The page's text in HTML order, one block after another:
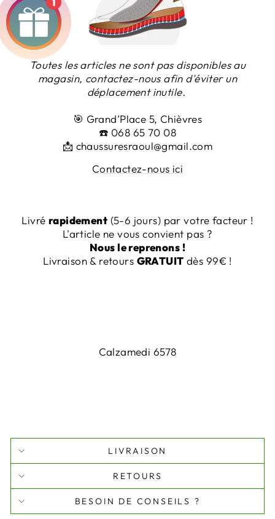
Toutes les articles ne sont pas disponibles au
magasin, contactez-nous afin d'éviter un
déplacement inutile.
🎯 Grand’Place 5, Chièvres
☎️ 068 65 70 08
📩 chaussuresraoul@gmail.com
Contactez-nous ici
Livré rapidement (5-6 jours) par votre facteur !
L'article ne vous convient pas ?
Nous le reprenons !
Livraison & retours GRATUIT dès 99€ !
Calzamedi 6578
LIVRAISON
RETOURS
BESOIN DE CONSEILS ?